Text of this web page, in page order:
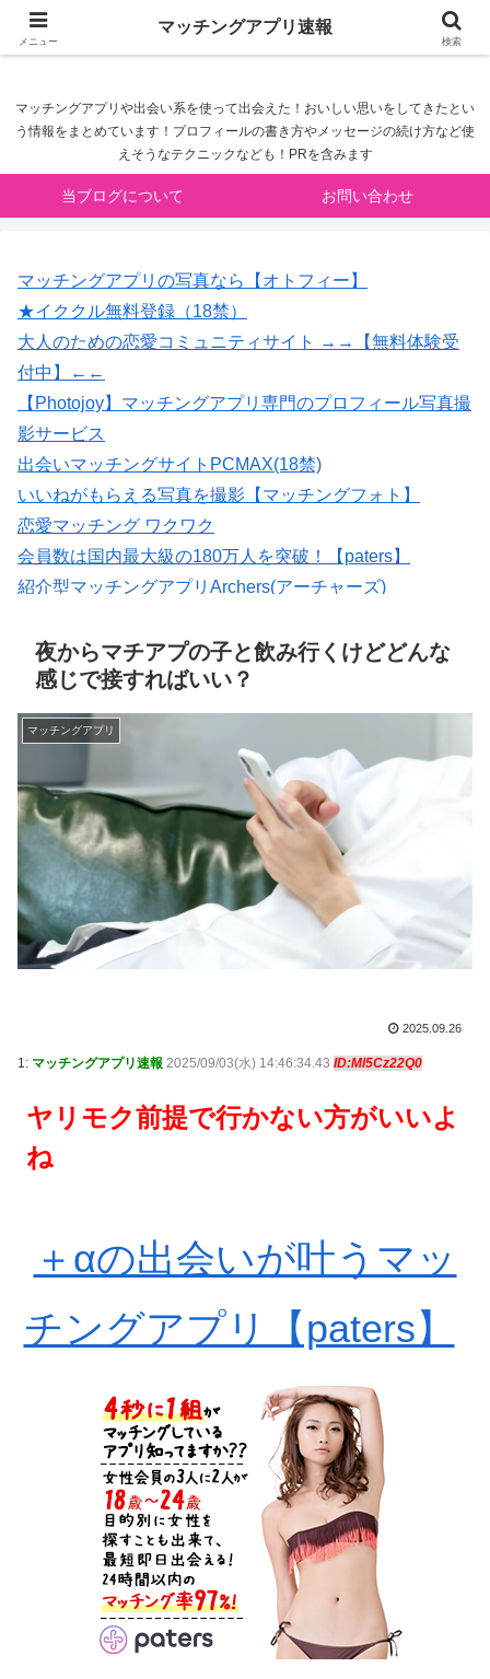
マッチングアプリ速報
マッチングアプリや出会い系を使って出会えた！おいしい思いをしてきたとい
う情報をまとめています！プロフィールの書き方やメッセージの続け方など使
えそうなテクニックなども！PRを含みます
当ブログについて お問い合わせ
マッチングアプリの写真なら【オトフィー】
★イククル無料登録（18禁）
大人のための恋愛コミュニティサイト →→【無料体験受
付中】←←
【Photojoy】マッチングアプリ専門のプロフィール写真撮
影サービス
出会いマッチングサイトPCMAX(18禁)
いいねがもらえる写真を撮影【マッチングフォト】
恋愛マッチング ワクワク
会員数は国内最大級の180万人を突破！【paters】
紹介型マッチングアプリArchers(アーチャーズ)
集/R18
夜からマチアプの子と飲み行くけどどんな
感じで接すればいい？
マッチングアプリ
2025.09.26
1: マッチングアプリ速報 2025/09/03(水) 14:46:34.43 ID:Ml5Cz22Q0
ヤリモク前提で行かない方がいいよ
ね
＋αの出会いが叶うマッ
チングアプリ【paters】
メニュー
マッチングアプリ速報
検索